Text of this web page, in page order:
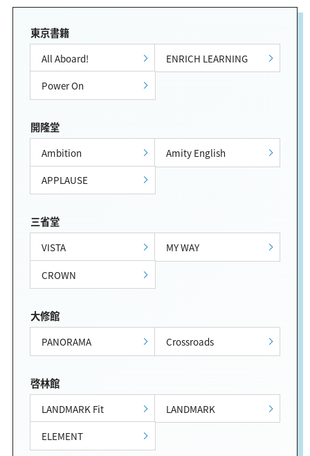
東京書籍
All Aboard!
ENRICH LEARNING
Power On
開隆堂
Ambition
Amity English
APPLAUSE
三省堂
VISTA
MY WAY
CROWN
大修館
PANORAMA Crossroads
啓林館
LANDMARK Fit
LANDMARK
ELEMENT